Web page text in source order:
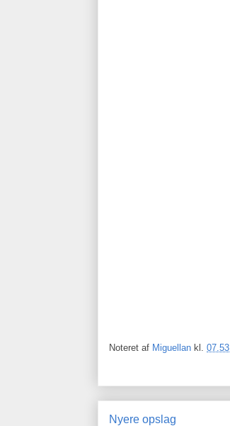
Noteret af Miguellan kl. 07.53
Nyere opslag